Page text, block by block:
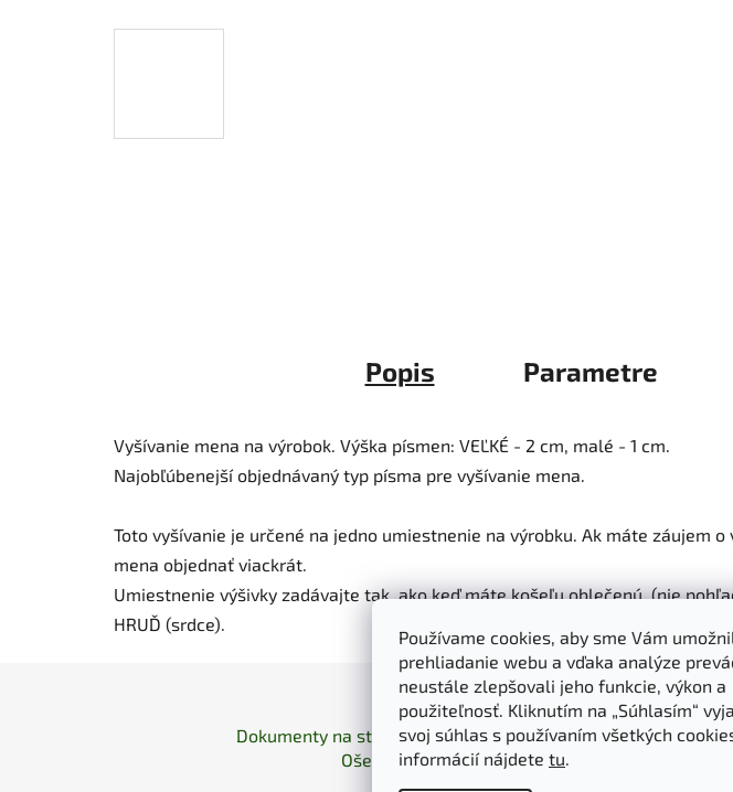
Používame cookies, aby sme Vám
prehliadanie webu a vďaka analýze
neustále zlepšovali jeho funkcie, výkon a
použiteľnosť. Kliknutím na „Súhlasím“
svoj súhlas s používaním všetkých
informácií nájdete tu.
Popis Parametre
Vyšívanie mena na výrobok. Výška písmen: VEĽKÉ - 2 cm, malé - 1 cm.
Najobľúbenejší objednávaný typ písma pre vyšívanie mena.
Toto vyšívanie je určené na jedno umiestnenie na výrobku. Ak máte záujem
mena objednať viackrát.
Umiestnenie výšivky zadávajte tak, ako keď máte košeľu oblečenú, (nie
HRUĎ (srdce).
Dokumenty na stiahnutie Moja objednávka Obchodné
Ošetrovanie a údržba výrobkov